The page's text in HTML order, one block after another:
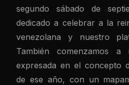
segundo sábado de
dedicado a celebrar a la
venezolana y nuestro
También comenzamos a
expresada en el concepto
de ese año, con un